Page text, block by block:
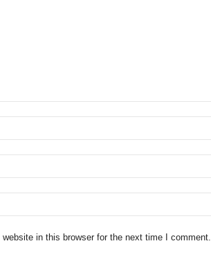
in this browser for the next time I comment.